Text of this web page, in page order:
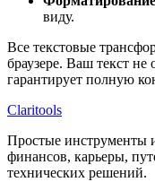
виду.
Все текстовые
браузере. Ваш текст не
гарантирует полную
Claritools
Простые инструменты
финансов, карьеры,
технических решений.